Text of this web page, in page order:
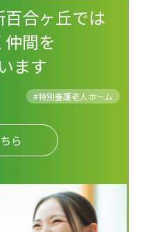
合ヶ丘では
間を
ます
#特別養護老人ホーム
ら